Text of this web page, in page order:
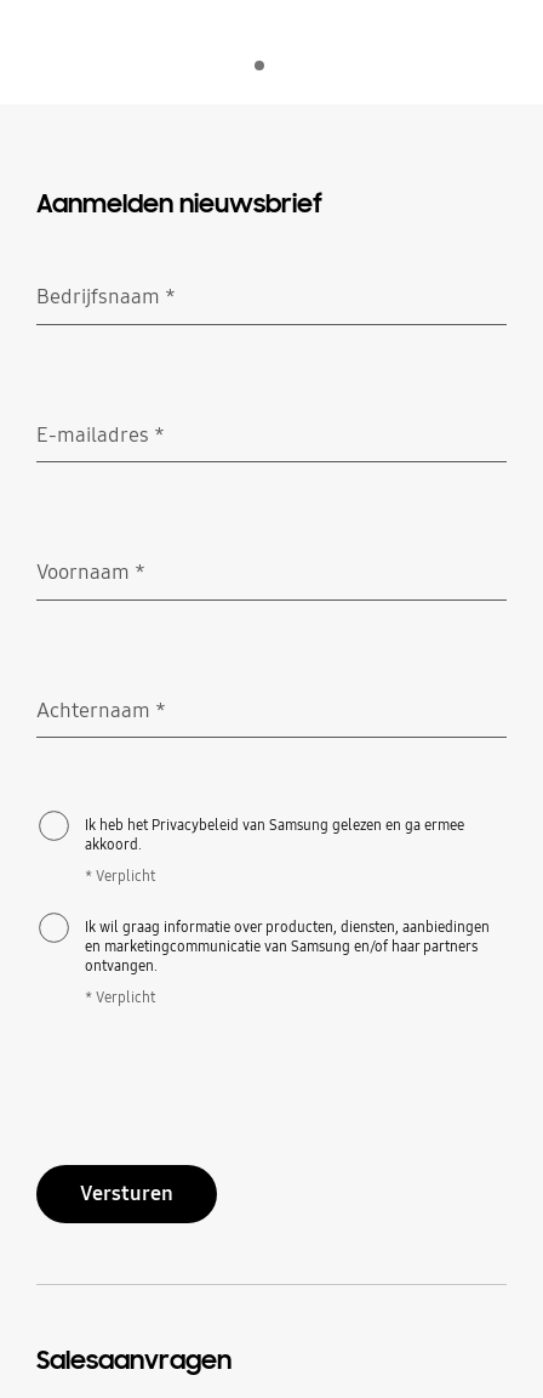
Aanmelden nieuwsbrief
Bedrijfsnaam *
E-mailadres *
Voornaam *
Achternaam *
Ik heb het Privacybeleid van Samsung gelezen en ga ermee
akkoord.
* Verplicht
Ik wil graag informatie over producten, diensten, aanbiedingen
en marketingcommunicatie van Samsung en/of haar partners
ontvangen.
* Verplicht
Versturen
Salesaanvragen